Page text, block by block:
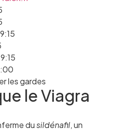
les gardes
le Viagra
dusildénafil, un